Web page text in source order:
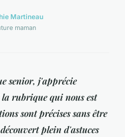
Martineau
maman
senior, j'apprécie
rubrique qui nous est
sont précises sans être
plein d'astuces